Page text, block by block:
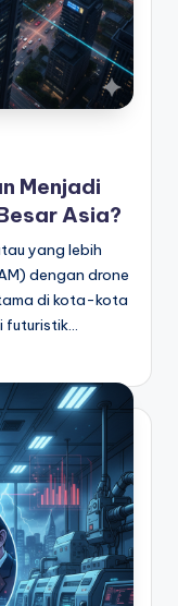
Menjadi
Asia?
yang lebih
dengan drone
di kota-kota
futuristik…